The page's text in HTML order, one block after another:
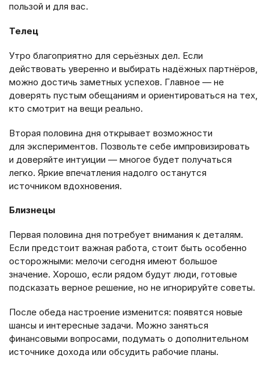
пользой и для вас.
Телец
Утро благоприятно для серьёзных дел. Если
действовать уверенно и выбирать надёжных партнёров,
можно достичь заметных успехов. Главное — не
доверять пустым обещаниям и ориентироваться на тех,
кто смотрит на вещи реально.
Вторая половина дня открывает возможности
для экспериментов. Позвольте себе импровизировать
и доверяйте интуиции — многое будет получаться
легко. Яркие впечатления надолго останутся
источником вдохновения.
Близнецы
Первая половина дня потребует внимания к деталям.
Если предстоит важная работа, стоит быть особенно
осторожными: мелочи сегодня имеют большое
значение. Хорошо, если рядом будут люди, готовые
подсказать верное решение, но не игнорируйте советы.
После обеда настроение изменится: появятся новые
шансы и интересные задачи. Можно заняться
финансовыми вопросами, подумать о дополнительном
источнике дохода или обсудить рабочие планы.